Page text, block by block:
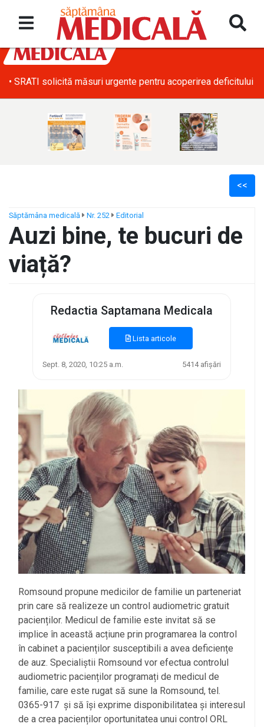
• SRATI solicită măsuri urgente pentru acoperirea deficitului
<<
Săptămâna medicală Nr. 252 Editorial
Auzi bine, te bucuri de
viață?
Redactia Saptamana Medicala
Lista articole
Sept. 8, 2020, 10:25 a.m. 5414 afișări
Romsound propune medicilor de familie un parteneriat
prin care să realizeze un control audiometric gratuit
pacienților. Medicul de familie este invitat să se
implice în această acțiune prin programarea la control
în cabinet a pacienților susceptibili a avea deficiențe
de auz. Specialiștii Romsound vor efectua controlul
audiometric pacienților programați de medicul de
familie, care este rugat să sune la Romsound, tel.
0365-917 și să își exprime disponibilitatea și interesul
de a crea pacienților oportunitatea unui control ORL